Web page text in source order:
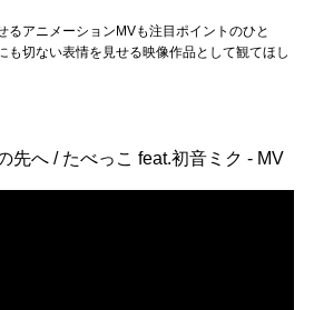
るアニメーションMVも注目ポイントのひと
も切ない表情を見せる映像作品として観てほし
先へ / たべっこ feat.初音ミク - MV